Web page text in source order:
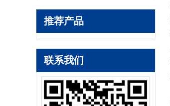
推荐产品
联系我们